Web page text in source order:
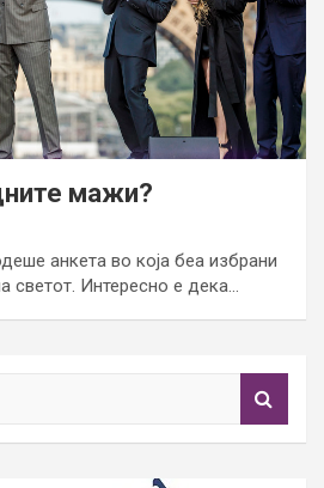
мажи?
анкета во која беа избрани
светот. Интересно е дека…